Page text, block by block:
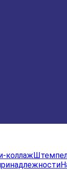
коллаж